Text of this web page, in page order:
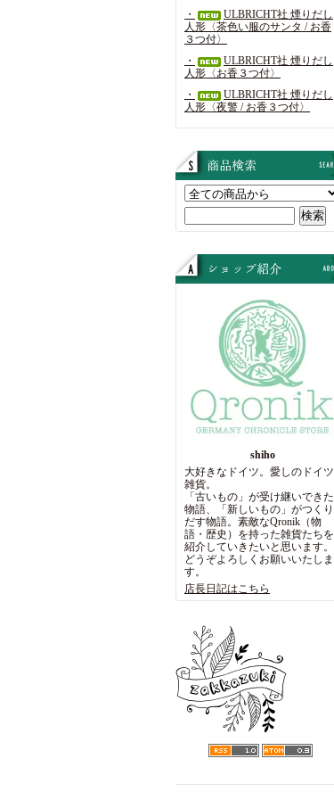
・
ULBRICHT社 煙りだし
人形〈茶色い服のサンタ / お香
３つ付〉
・
ULBRICHT社 煙りだし
人形〈お香３つ付〉
・
ULBRICHT社 煙りだし
人形〈夜警 / お香３つ付〉
shiho
大好きなドイツ。愛しのドイツ
雑貨。
「古いもの」が受け継いできた
物語、「新しいもの」がつくり
だす物語。素敵なQronik（物
語・歴史）を持った雑貨たちを
紹介していきたいと思います。
どうぞよろしくお願いいたしま
す。
店長日記はこちら